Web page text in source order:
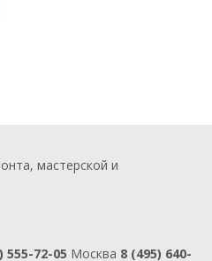
мастерской и
555-72-05 Москва 8 (495) 640-